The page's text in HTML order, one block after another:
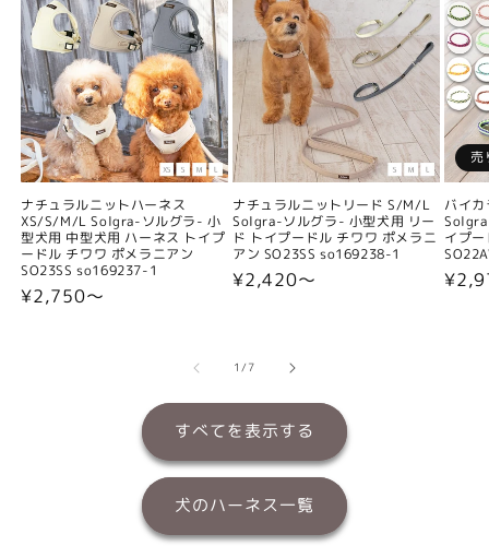
ナチュラルニットハーネス
XS/S/M/L Solgra-ソルグラ- 小
型犬用 中型犬用 ハーネス トイプ
ードル チワワ ポメラニアン
SO23SS so169237-1
通
¥2,750〜
ナチュラルニットリード S/M/L
Solgra-ソルグラ- 小型犬用 リー
ド トイプードル チワワ ポメラニ
アン SO23SS so169238-1
通
¥2,420〜
売
バイ
イプ
通
1/の
7
すべてを表示する
犬のハーネス一覧